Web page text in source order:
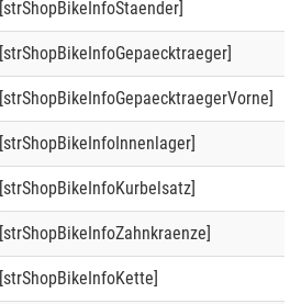
[strShopBikeInfoStaender]
[strShopBikeInfoGepaecktraeger]
[strShopBikeInfoGepaecktraegerVorne]
[strShopBikeInfoInnenlager]
[strShopBikeInfoKurbelsatz]
[strShopBikeInfoZahnkraenze]
[strShopBikeInfoKette]